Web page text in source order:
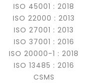
ISO 45001 : 2018
ISO 22000 : 2013
ISO 27001 : 2013
ISO 37001 : 2016
ISO 20000-1 : 2018
ISO 13485 : 2016
CSMS